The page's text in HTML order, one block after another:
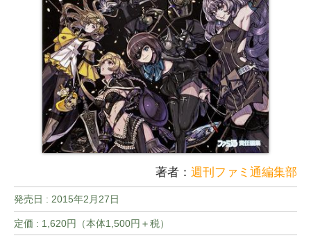
著者： 週刊ファミ通編集部
発売日 : 2015年2月27日
定価 : 1,620円（本体1,500円＋税）